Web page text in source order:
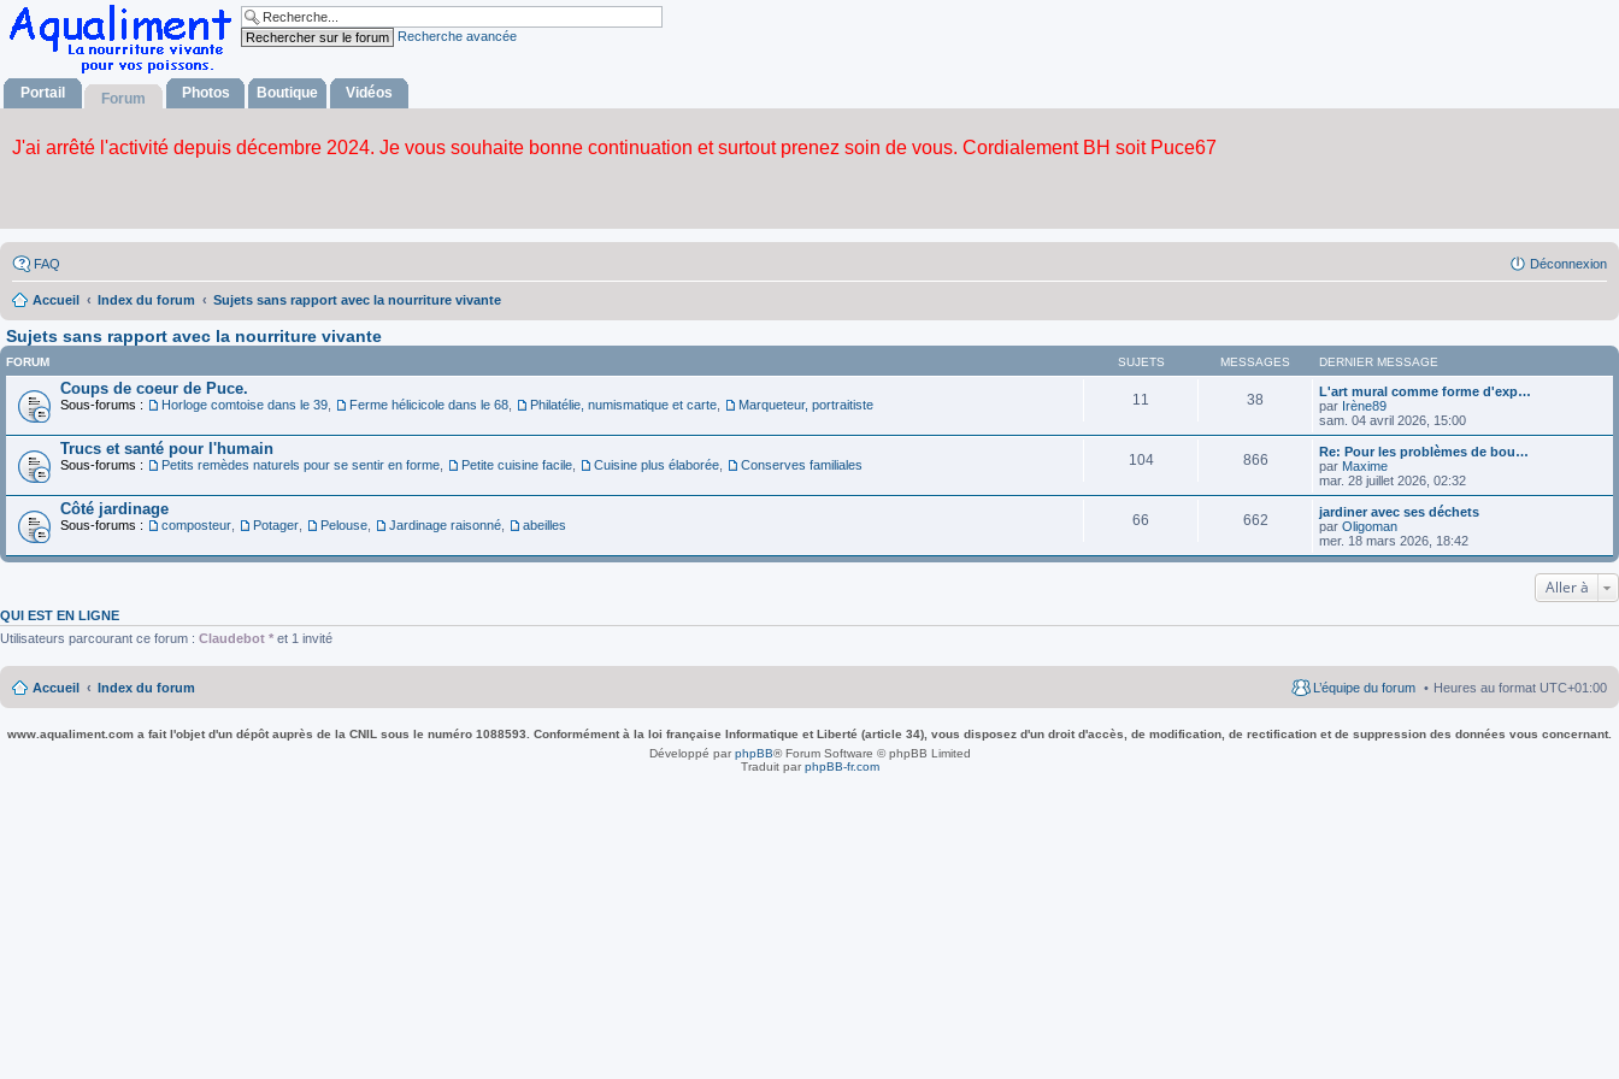
Recherche avancée
Portail Forum Photos Boutique Vidéos
FAQ Déconnexion
Accueil Index du forum Sujets sans rapport avec la nourriture vivante
Sujets sans rapport avec la nourriture vivante
FORUM SUJETS MESSAGES DERNIER MESSAGE
Coups de coeur de Puce.
Sous-forums : Horloge comtoise dans le 39 Ferme hélicicole dans le 68 Philatélie, numismatique et carte Marqueteur, portraitiste 11 38
L'art mural comme forme d'exp…
par Irène89
sam. 04 avril 2026, 15:00
Trucs et santé pour l'humain
Sous-forums : Petits remèdes naturels pour se sentir en forme Petite cuisine facile Cuisine plus élaborée Conserves familiales 104 866
Re: Pour les problèmes de bou…
par Maxime
mar. 28 juillet 2026, 02:32
Côté jardinage
Sous-forums : composteur Potager Pelouse Jardinage raisonné abeilles 66 662
jardiner avec ses déchets
par Oligoman
mer. 18 mars 2026, 18:42
Aller à
QUI EST EN LIGNE
Utilisateurs parcourant ce forum : Claudebot * et 1 invité
Accueil Index du forum Heures au format UTC+01:00
L’équipe du forum
www.aqualiment.com a fait l'objet d'un dépôt auprès de la CNIL sous le numéro 1088593. Conformément à la loi française Informatique et Liberté (article 34), vous disposez d'un droit d'accès, de modification, de rectification et de suppression des données vous concernant.
Développé parphpBB® Forum Software © phpBB Limited
Traduit parphpBB-fr.com